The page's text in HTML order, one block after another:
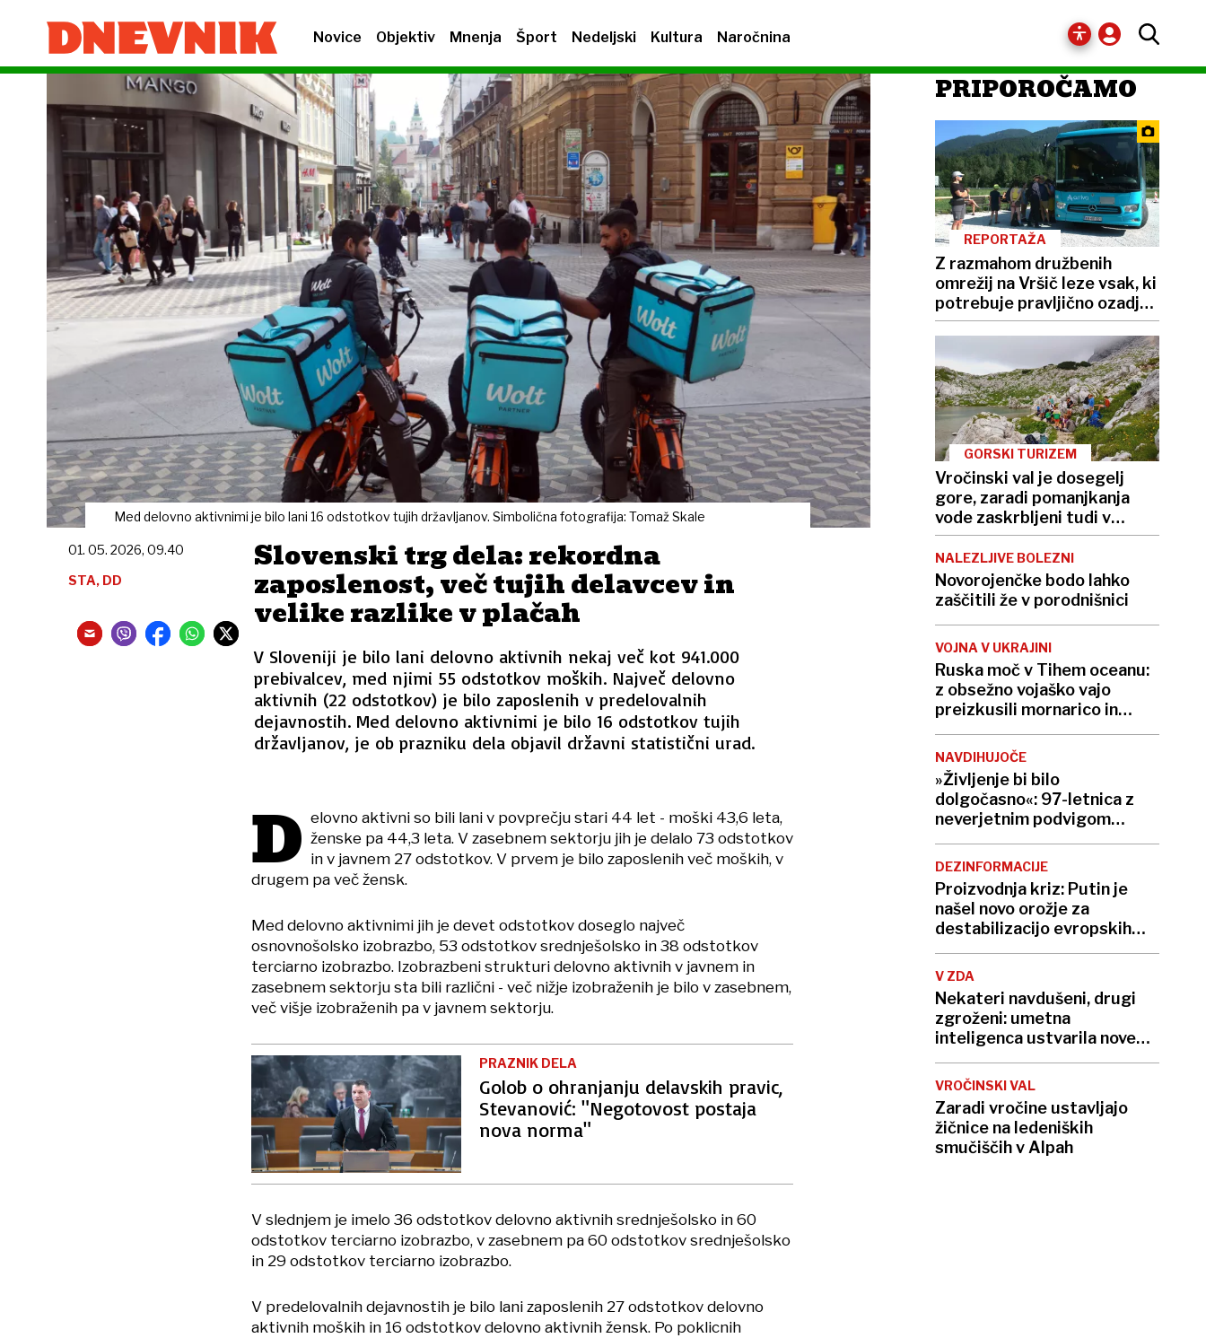
Novice Objektiv Mnenja Šport Nedeljski Kultura Naročnina
Med delovno aktivnimi je bilo lani 16 odstotkov tujih državljanov. Simbolična fotografija: Tomaž Skale
Slovenski trg dela: rekordna
zaposlenost, več tujih delavcev in
velike razlike v plačah
V Sloveniji je bilo lani delovno aktivnih nekaj več kot 941.000
prebivalcev, med njimi 55 odstotkov moških. Največ delovno
aktivnih (22 odstotkov) je bilo zaposlenih v predelovalnih
dejavnostih. Med delovno aktivnimi je bilo 16 odstotkov tujih
državljanov, je ob prazniku dela objavil državni statistični urad.
01. 05. 2026, 09.40
STA, DD
D elovno aktivni so bili lani v povprečju stari 44 let - moški 43,6 leta,
ženske pa 44,3 leta. V zasebnem sektorju jih je delalo 73 odstotkov
in v javnem 27 odstotkov. V prvem je bilo zaposlenih več moških, v
drugem pa več žensk.
Med delovno aktivnimi jih je devet odstotkov doseglo največ
osnovnošolsko izobrazbo, 53 odstotkov srednješolsko in 38 odstotkov
terciarno izobrazbo. Izobrazbeni strukturi delovno aktivnih v javnem in
zasebnem sektorju sta bili različni - več nižje izobraženih je bilo v zasebnem,
več višje izobraženih pa v javnem sektorju.
PRAZNIK DELA
Golob o ohranjanju delavskih pravic,
Stevanović: "Negotovost postaja
nova norma"
V slednjem je imelo 36 odstotkov delovno aktivnih srednješolsko in 60
odstotkov terciarno izobrazbo, v zasebnem pa 60 odstotkov srednješolsko
in 29 odstotkov terciarno izobrazbo.
V predelovalnih dejavnostih je bilo lani zaposlenih 27 odstotkov delovno
aktivnih moških in 16 odstotkov delovno aktivnih žensk. Po poklicnih
PRIPOROČAMO
REPORTAŽA
Z razmahom družbenih
omrežij na Vršič leze vsak, ki
potrebuje pravljično ozadje
za selfije
GORSKI TURIZEM
Vročinski val je dosegelj
gore, zaradi pomanjkanja
vode zaskrbljeni tudi v
kočah
NALEZLJIVE BOLEZNI
Novorojenčke bodo lahko
zaščitili že v porodnišnici
VOJNA V UKRAJINI
Ruska moč v Tihem oceanu:
z obsežno vojaško vajo
preizkusili mornarico in
balistične rakete
NAVDIHUJOČE
»Življenje bi bilo
dolgočasno«: 97-letnica z
neverjetnim podvigom
podrla lastni rekord
DEZINFORMACIJE
Proizvodnja kriz: Putin je
našel novo orožje za
destabilizacijo evropskih
demokracij
V ZDA
Nekateri navdušeni, drugi
zgroženi: umetna
inteligenca ustvarila nove
viruse
VROČINSKI VAL
Zaradi vročine ustavljajo
žičnice na ledeniških
smučiščih v Alpah